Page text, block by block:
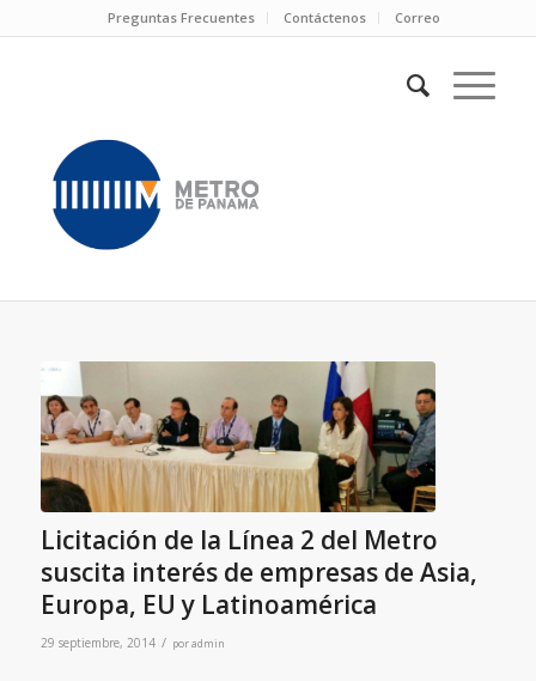
Preguntas Frecuentes Contáctenos Correo
Licitación de la Línea 2 del Metro
suscita interés de empresas de Asia,
Europa, EU y Latinoamérica
29 septiembre, 2014 / poradmin